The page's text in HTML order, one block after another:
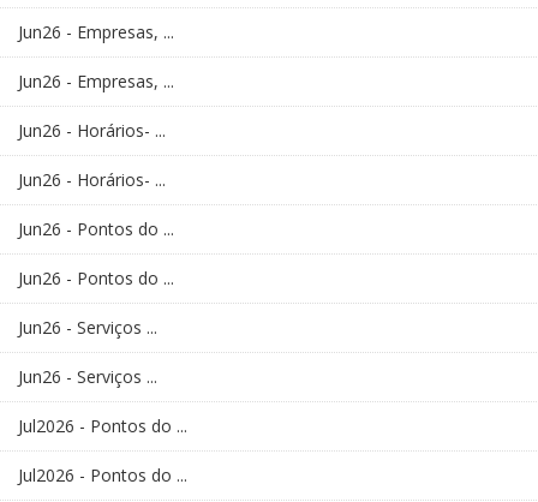
Jun26 - Empresas, ...
Jun26 - Empresas, ...
Jun26 - Horários- ...
Jun26 - Horários- ...
Jun26 - Pontos do ...
Jun26 - Pontos do ...
Jun26 - Serviços ...
Jun26 - Serviços ...
Jul2026 - Pontos do ...
Jul2026 - Pontos do ...